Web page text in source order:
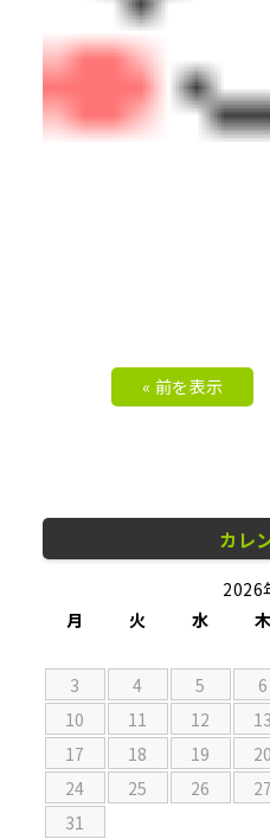
« 前を表示
カレ
2026
月
火 水 木
3
4 5 6
10
11 12 13
17
18 19 20
24
25 26 27
31